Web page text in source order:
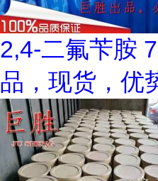
2,4-二氟苄胺
品，现货，优